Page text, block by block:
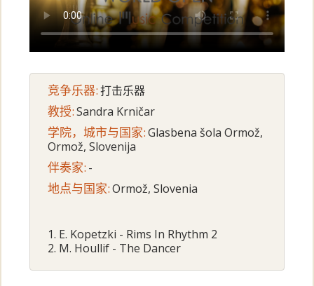
竞争乐器:打击乐器
教授:Sandra Krničar
学院，城市与国家:Glasbena šola Ormož,
Ormož, Slovenija
伴奏家: -
地点与国家:Ormož, Slovenia
1. E. Kopetzki - Rims In Rhythm 2
2. M. Houllif - The Dancer